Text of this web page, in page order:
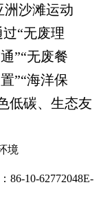
洲沙滩运动
“无废理
”“无废餐
”“海洋保
低碳、生态友
境
86-10-62772048E-